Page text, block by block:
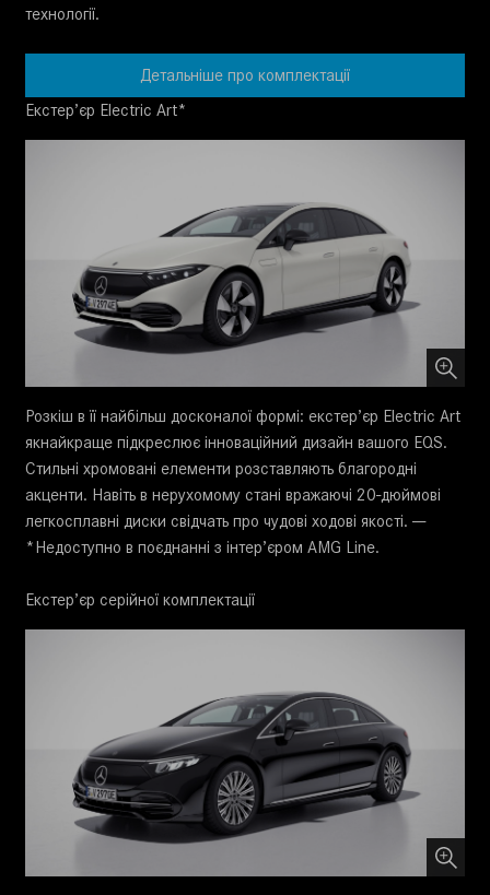
технології.
Детальніше про комплектації
Екстер’єр Electric Art*
Розкіш в її найбільш досконалої формі: екстер’єр Electric Art
якнайкраще підкреслює інноваційний дизайн вашого EQS.
Стильні хромовані елементи розставляють благородні
акценти. Навіть в нерухомому стані вражаючі 20-дюймові
легкосплавні диски свідчать про чудові ходові якості. ---
*Недоступно в поєднанні з інтер’єром AMG Line.
Екстер’єр серійної комплектації